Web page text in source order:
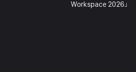
Workspace 2026」